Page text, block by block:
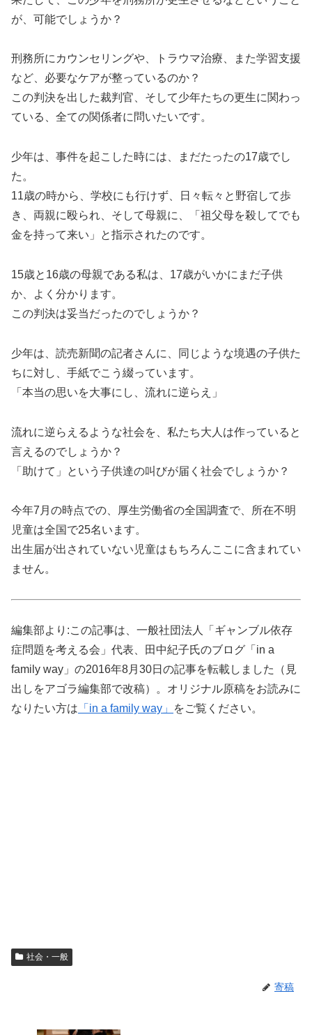
が、可能でしょうか？
刑務所にカウンセリングや、トラウマ治療、また学習支援
など、必要なケアが整っているのか？
この判決を出した裁判官、そして少年たちの更生に関わっ
ている、全ての関係者に問いたいです。
少年は、事件を起こした時には、まだたったの17歳でし
た。
11歳の時から、学校にも行けず、日々転々と野宿して歩
き、両親に殴られ、そして母親に、「祖父母を殺してでも
金を持って来い」と指示されたのです。
15歳と16歳の母親である私は、17歳がいかにまだ子供
か、よく分かります。
この判決は妥当だったのでしょうか？
少年は、読売新聞の記者さんに、同じような境遇の子供た
ちに対し、手紙でこう綴っています。
「本当の思いを大事にし、流れに逆らえ」
流れに逆らえるような社会を、私たち大人は作っていると
言えるのでしょうか？
「助けて」という子供達の叫びが届く社会でしょうか？
今年7月の時点での、厚生労働省の全国調査で、所在不明
児童は全国で25名います。
出生届が出されていない児童はもちろんここに含まれてい
ません。
編集部より:この記事は、一般社団法人「ギャンブル依存
症問題を考える会」代表、田中紀子氏のブログ「in a
family way」の2016年8月30日の記事を転載しました（見
出しをアゴラ編集部で改稿）。オリジナル原稿をお読みに
なりたい方は 「in a family way」 をご覧ください。
社会・一般
寄稿